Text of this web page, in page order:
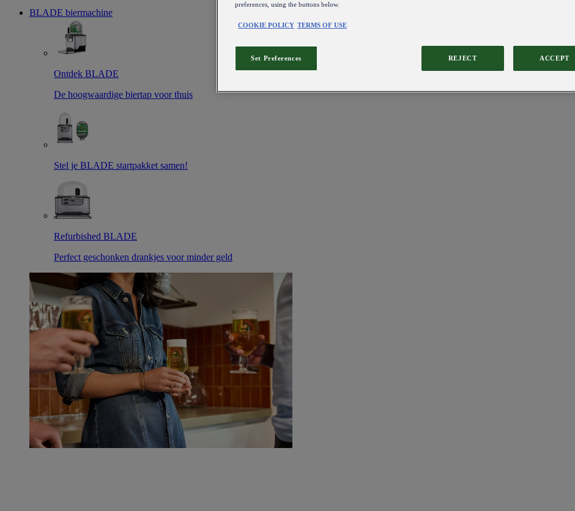
BLADE biermachine
Ontdek BLADE
De hoogwaardige biertap voor thuis
Stel je BLADE startpakket samen!
Refurbished BLADE
Perfect geschonken drankjes voor minder geld
preferences, using the buttons below.
COOKIE POLICY TERMS OF USE
REJECT ACCEPT
Set Preferences